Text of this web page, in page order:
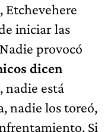
Etchevehere
iniciar las
provocó
dicen
nadie está
nadie los toreó,
Si